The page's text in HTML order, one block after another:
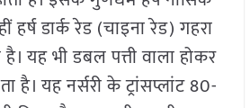
डार्क रेड (चाइना रेड) गहरा
यह भी डबल पत्ती वाला होकर
है। यह नर्सरी के ट्रांसप्लांट 80-